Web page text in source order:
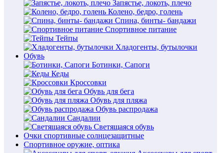
Запястье, локоть, плечо
Колено, бедро, голень
Спина, бинты- бандажи
Спортивное питание
Тейпы
Хладогенты, бутылочки
Обувь
Ботинки, Сапоги
Кеды
Кроссовки
Обувь для бега
Обувь для пляжа
Обувь распродажа
Сандалии
Светящаяся обувь
Очки спортивные солнцезащитные
Спортивное оружие, оптика